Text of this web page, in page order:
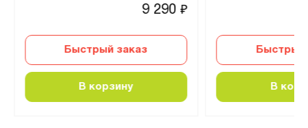
9 290₽
Быстрый заказ
В корзину
Быстрый
В